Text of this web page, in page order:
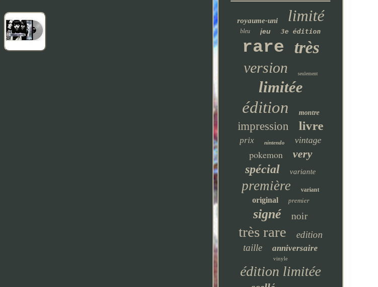
royaume-uni limité
bleu jeu 3e édition
rare très
version seulement
limitée
édition montre
impression livre
prix nintendo vintage
pokemon very
spécial variante
première variant
original premier
signé noir
très rare
edition
taille
anniversaire
vinyle
édition limitée